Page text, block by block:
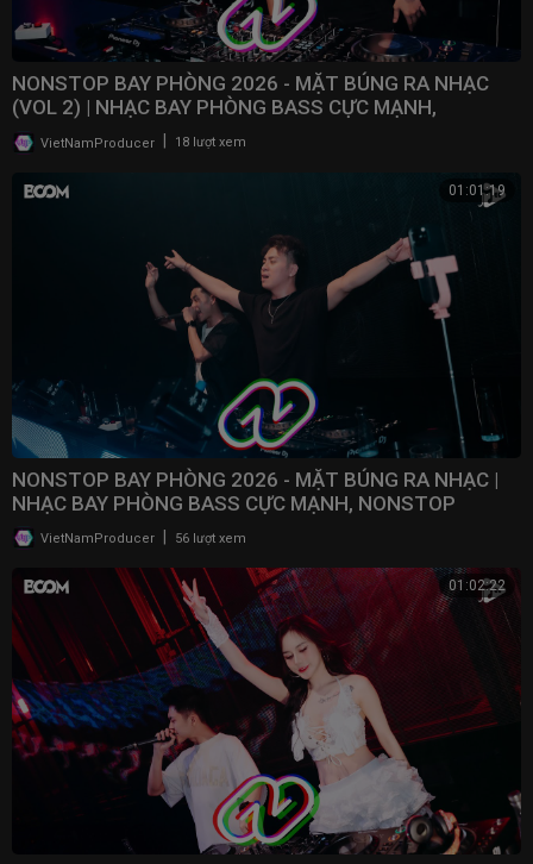
NONSTOP BAY PHÒNG 2026 - MẶT BÚNG RA NHẠC
(VOL 2) | NHẠC BAY PHÒNG BASS CỰC MẠNH,
NONSTOP 2025
VietNamProducer 18 lượt xem
01:01:19
NONSTOP BAY PHÒNG 2026 - MẶT BÚNG RA NHẠC |
NHẠC BAY PHÒNG BASS CỰC MẠNH, NONSTOP
VINAHOUSE 2025
VietNamProducer 56 lượt xem
01:02:22